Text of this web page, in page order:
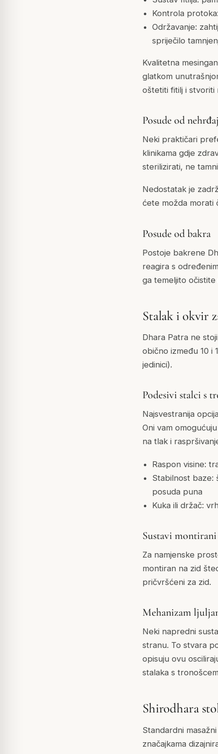
Kontrola
Održavanje:
spriječilo
Kvalitetna
glatkom
oštetiti fitilj i stvoriti
Posude od
Neki praktičari
klinikama gdje
sterilizirati, ne
Nedostatak je
ćete možda morati
Posude od bakra
Postoje bakrene
reagira s
ga temeljito
Stalak i okvir
Dhara Patra ne
obično između 10 i
jedinici).
Podesivi stalci s
Najsvestranija
Oni vam
na tlak i
Raspon visine:
Stabilnost baze:
posuda puna
Kuka ili držač:
Sustavi
Za namjenske
montiran na zid
pričvršćeni za zid.
Mehanizam
Neki napredni
stranu. To stvara
opisuju ovu
stalaka s
Shirodhara
Standardni
značajkama